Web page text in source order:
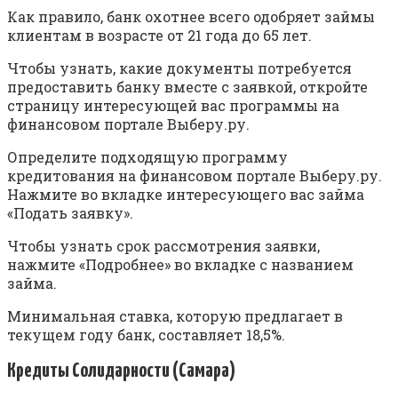
Как правило, банк охотнее всего одобряет займы
клиентам в возрасте от 21 года до 65 лет.
Чтобы узнать, какие документы потребуется
предоставить банку вместе с заявкой, откройте
страницу интересующей вас программы на
финансовом портале Выберу.ру.
Определите подходящую программу
кредитования на финансовом портале Выберу.ру.
Нажмите во вкладке интересующего вас займа
«Подать заявку».
Чтобы узнать срок рассмотрения заявки,
нажмите «Подробнее» во вкладке с названием
займа.
Минимальная ставка, которую предлагает в
текущем году банк, составляет 18,5%.
Кредиты Солидарности (Самара)